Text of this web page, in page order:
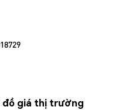
đồ giá thị trường